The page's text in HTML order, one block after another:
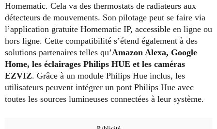
Homematic. Cela va des thermostats de radiateurs aux
détecteurs de mouvements. Son pilotage peut se faire via
l’application gratuite Homematic IP, accessible en ligne ou
hors ligne. Cette compatibilité s’étend également à des
solutions partenaires telles qu’Amazon Alexa, Google
Home, les éclairages Philips HUE et les caméras
EZVIZ. Grâce à un module Philips Hue inclus, les
utilisateurs peuvent intégrer un pont Philips Hue avec
toutes les sources lumineuses connectées à leur système.